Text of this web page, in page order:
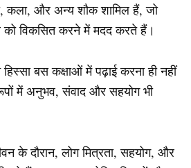
कला, और अन्य शौक शामिल हैं, जो
को विकसित करने में मदद करते हैं।
हिस्सा बस कक्षाओं में पढ़ाई करना ही नहीं
में अनुभव, संवाद और सहयोग भी
के दौरान, लोग मित्रता, सहयोग, और